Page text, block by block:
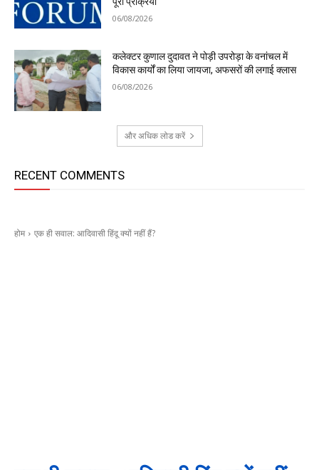
06/08/2026
कलेक्टर कुणाल दुदावत ने पोड़ी उपरोड़ा के वनांचल में
विकास कार्यों का लिया जायजा, अफसरों की लगाई क्लास
06/08/2026
और अधिक लोड करें
RECENT COMMENTS